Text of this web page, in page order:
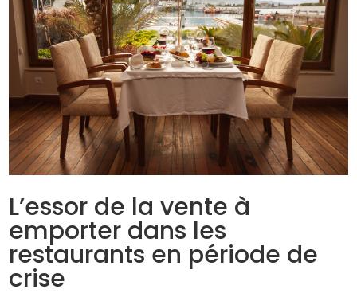
L’essor de la vente à
emporter dans les
restaurants en période de
crise